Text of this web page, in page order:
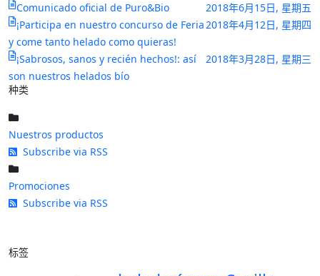
2018年6月15日, 星期五
Comunicado oficial de Puro&Bio
2018年4月12日, 星期四
¡Participa en nuestro concurso de Feria
y come tanto helado como quieras!
2018年3月28日, 星期三
¡Sabrosos, sanos y recién hechos!: así
son nuestros helados bío
种类
Nuestros productos
Subscribe via RSS
Promociones
Subscribe via RSS
标签